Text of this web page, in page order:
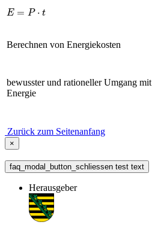
E= t
Berechnen von Energiekosten
bewusster und rationeller Umgang mit
Energie
Zurück zum Seitenanfang
×
faq_modal_button_schliessen test text
Herausgeber